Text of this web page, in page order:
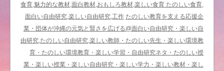
評
／
楽
し
い
食
食育,魅力的な教材,面白教材,おもしろ教材,楽しい食育 たのしい食育,
面白い自由研究,楽しい自由研究,工作 たのしい教育を支える応援企
業・団体が沖縄の元気と賢さを広げる@面白い自由研究・楽しい自
由研究,たのしい自由研究,楽しい教師・たのしい先生・楽しい環境教
育・たのしい環境教育・楽しい学習・自由研究ネタ・たのしい授
業・楽しい授業・楽しい自由研究・楽しい学力・楽しい教材・楽し